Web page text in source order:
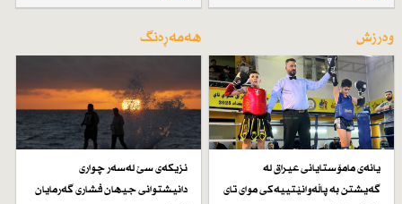
وەرزش
یانەی مامۆستایانی عیراق لە
گەیشتن بە پاڵەوانێتییەكی موای تای
هەمەڕەنگ
نزیكەی سێ لەسەر چواری
دانیشتوانی جیهان فشاری گەرمایان